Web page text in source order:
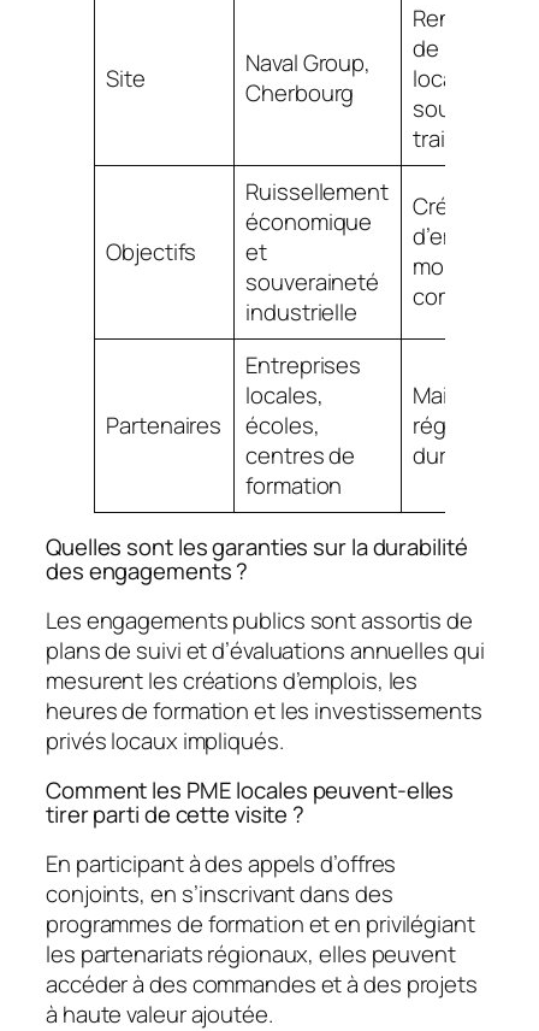
Site
Naval Group,
Cherbourg
de la chaîne
locale et de
sous-
traitance
Objectifs
Ruissellement
économique
et
souveraineté
industrielle
Création
d’emplois et
montée en
Partenaires
Entreprises
locales,
écoles,
centres de
formation
Maillage
régional
durable
Quelles sont les garanties sur la durabilité
des engagements ?
Les engagements publics sont assortis de
plans de suivi et d’évaluations annuelles qui
mesurent les créations d’emplois, les
heures de formation et les investissements
privés locaux impliqués.
Comment les PME locales peuvent-elles
tirer parti de cette visite ?
En participant à des appels d’offres
conjoints, en s’inscrivant dans des
programmes de formation et en privilégiant
les partenariats régionaux, elles peuvent
accéder à des commandes et à des projets
à haute valeur ajoutée.